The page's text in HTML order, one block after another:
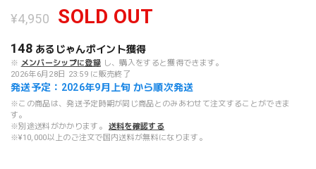
¥4,950 SOLD OUT
148 あるじゃんポイント獲得
※ メンバーシップに登録 し、購入をすると獲得できます。
2026年6月28日 23:59 に販売終了
発送予定：2026年9月上旬 から順次発送
※この商品は、発送予定時期が同じ商品とのみあわせて注文することができま
す。
※別途送料がかかります。
送料を確認する
※¥10,000以上のご注文で国内送料が無料になります。